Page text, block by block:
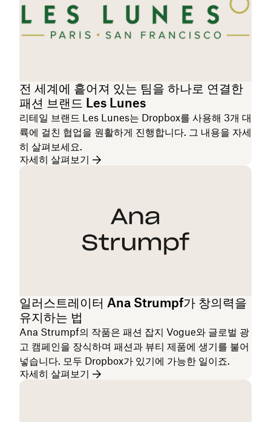
전 세계에 흩어져 있는 팀을 하나로 연결한
패션 브랜드 Les Lunes
리테일 브랜드 Les Lunes는 Dropbox를 사용해 3개 대
륙에 걸친 협업을 원활하게 진행합니다. 그 내용을 자세
히 살펴보세요.
자세히 살펴보기
일러스트레이터 Ana Strumpf가 창의력을
유지하는 법
Ana Strumpf의 작품은 패션 잡지 Vogue와 글로벌 광
고 캠페인을 장식하며 패션과 뷰티 제품에 생기를 불어
넣습니다. 모두 Dropbox가 있기에 가능한 일이죠.
자세히 살펴보기